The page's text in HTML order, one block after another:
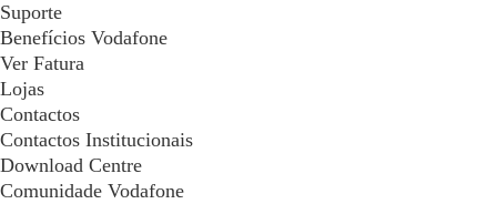
Suporte
Benefícios Vodafone
Ver Fatura
Lojas
Contactos
Contactos Institucionais
Download Centre
Comunidade Vodafone